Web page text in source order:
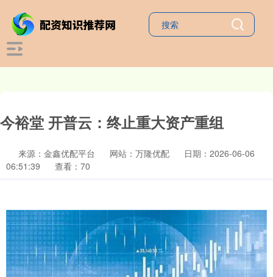
今裕堂 开普云：终止重大资产重组
来源：金鑫优配平台 网站：万隆优配
日期：2026-06-06
06:51:39
查看：70